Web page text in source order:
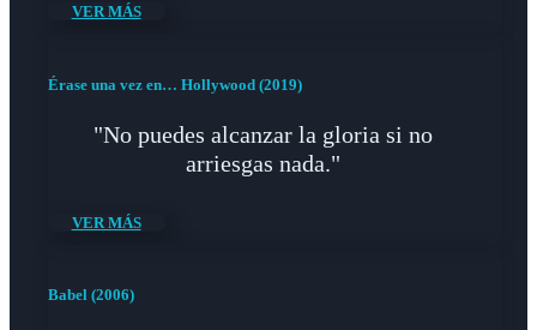
VER MÁS
Érase una vez en… Hollywood (2019)
"No puedes alcanzar la gloria si no
arriesgas nada."
VER MÁS
Babel (2006)